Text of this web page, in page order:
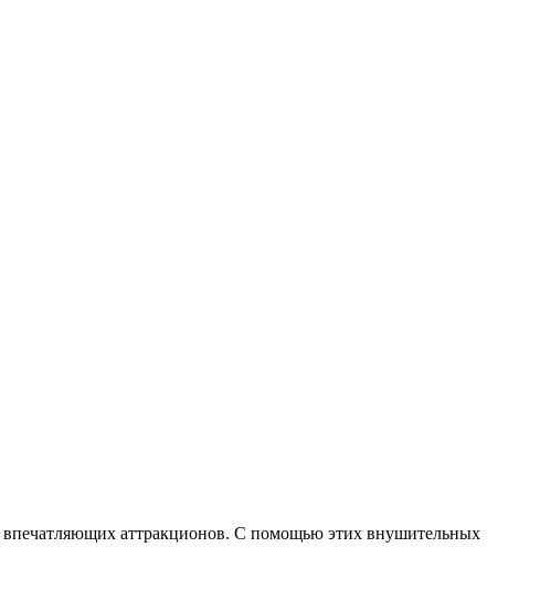
впечатляющих аттракционов. С помощью этих внушительных